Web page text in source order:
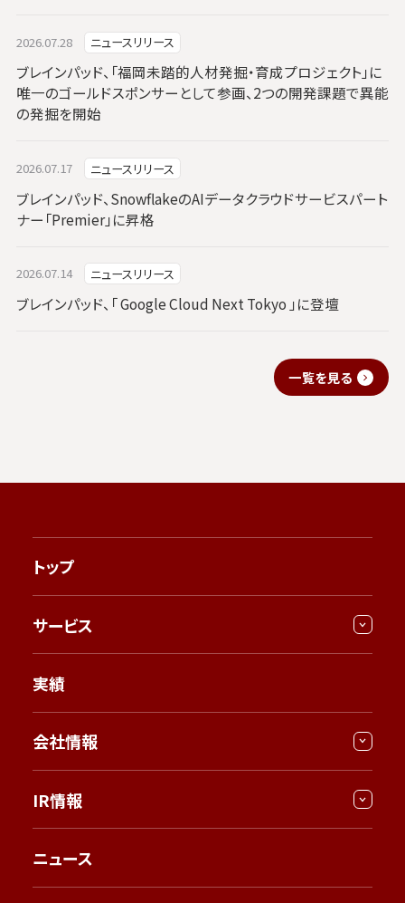
2026.07.28 ニュースリリース
ブレインパッド、「福岡未踏的人材発掘・育成プロジェクト」に
唯一のゴールドスポンサーとして参画、2つの開発課題で異能
の発掘を開始
2026.07.17 ニュースリリース
ブレインパッド、SnowflakeのAIデータクラウドサービスパート
ナー「Premier」に昇格
2026.07.14 ニュースリリース
ブレインパッド、「 Google Cloud Next Tokyo 」に登壇
一覧を見る
トップ
サービス
実績
会社情報
IR情報
ニュース